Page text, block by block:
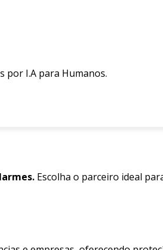
por I.A para Humanos.
Escolha o parceiro ideal